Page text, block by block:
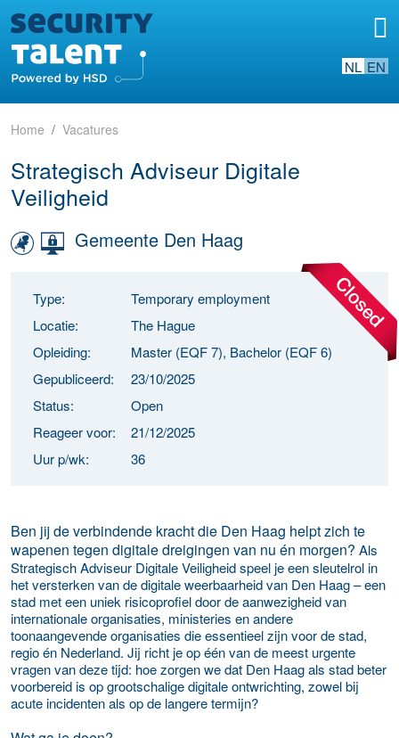
NL EN
Home Vacatures
Strategisch Adviseur Digitale
Veiligheid
Gemeente Den Haag
Type:
Temporary employment
Locatie:
The Hague
Opleiding:
Master (EQF 7), Bachelor (EQF 6)
Gepubliceerd:
23/10/2025
Status:
Open
Reageer voor:
21/12/2025
Uur p/wk:
36
Ben jij de verbindende kracht die Den Haag helpt zich te
wapenen tegen digitale dreigingen van nu én morgen? Als
Strategisch Adviseur Digitale Veiligheid speel je een sleutelrol in
het versterken van de digitale weerbaarheid van Den Haag – een
stad met een uniek risicoprofiel door de aanwezigheid van
internationale organisaties, ministeries en andere
toonaangevende organisaties die essentieel zijn voor de stad,
regio én Nederland. Jij richt je op één van de meest urgente
vragen van deze tijd: hoe zorgen we dat Den Haag als stad beter
voorbereid is op grootschalige digitale ontwrichting, zowel bij
acute incidenten als op de langere termijn?